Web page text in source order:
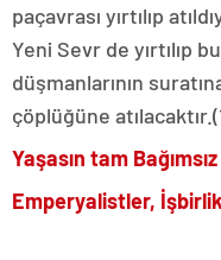
paçavrası yırtılıp
Yeni Sevr de yırtılıp
düşmanlarının
çöplüğüne
Yaşasın tam
Emperyalistler,